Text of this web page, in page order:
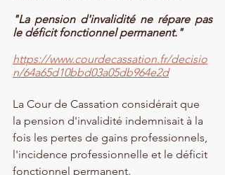
"La pension d'invalidité ne répare pas
le déficit fonctionnel permanent."
https://www.courdecassation.fr/decisio
n/64a65d10bbd03a05db964e2d
La Cour de Cassation considérait que
la pension d'invalidité indemnisait à la
fois les pertes de gains professionnels,
l'incidence professionnelle et le déficit
fonctionnel permanent.